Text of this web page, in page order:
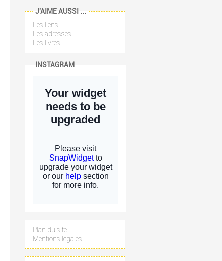
J'AIME AUSSI ...
Les liens
Les adresses
Les livres
INSTAGRAM
Plan du site
Mentions légales